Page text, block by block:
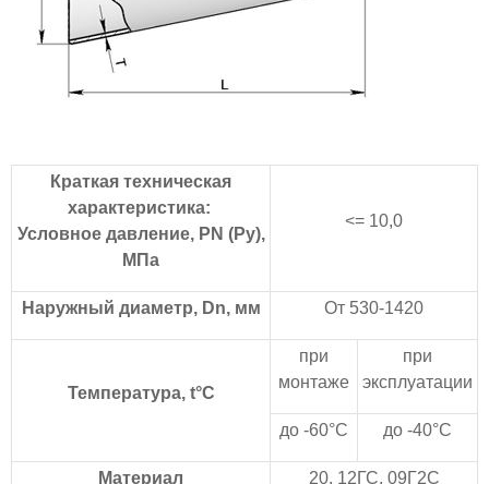
Краткая техническая
характеристика:
Условное давление, PN (Ру),
МПа
<= 10,0
Наружный диаметр, Dn, мм От 530-1420
Температура, t°C
при
монтаже
при
эксплуатации
до -60°С до -40°С
Материал 20, 12ГС, 09Г2С